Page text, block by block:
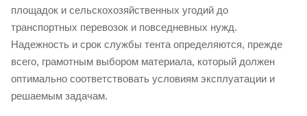
площадок и сельскохозяйственных угодий до
транспортных перевозок и повседневных нужд.
Надежность и срок службы тента определяются, прежде
всего, грамотным выбором материала, который должен
оптимально соответствовать условиям эксплуатации и
решаемым задачам.